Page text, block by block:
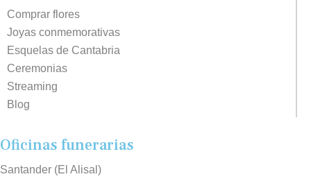
Comprar flores
Joyas conmemorativas
Esquelas de Cantabria
Ceremonias
Streaming
Blog
Oficinas funerarias
Santander (El Alisal)